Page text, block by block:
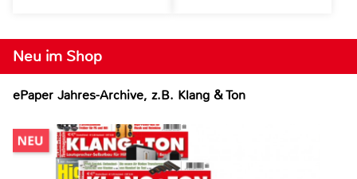
Neu im Shop
ePaper Jahres-Archive, z.B. Klang & Ton